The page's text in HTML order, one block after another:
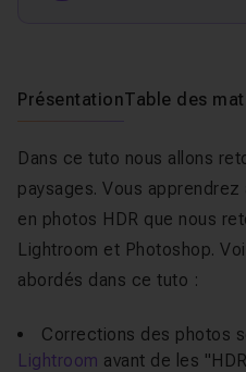
PrésentationTable des
Dans ce tuto nous allons
paysages. Vous
en photos HDR que nous
Lightroom et Photoshop.
abordés dans ce tuto :
Corrections des photos
Lightroom avant de les